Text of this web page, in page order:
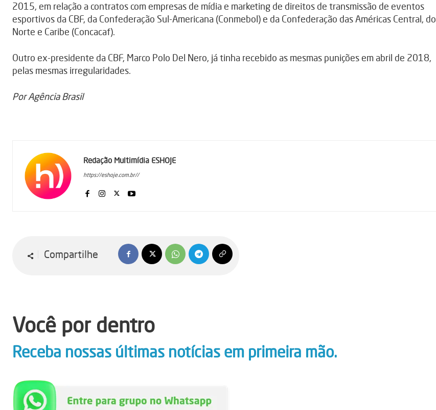
2015, em relação a contratos com empresas de mídia e marketing de direitos de transmissão de eventos
esportivos da CBF, da Confederação Sul-Americana (Conmebol) e da Confederação das Américas Central, do
Norte e Caribe (Concacaf).
Outro ex-presidente da CBF, Marco Polo Del Nero, já tinha recebido as mesmas punições em abril de 2018,
pelas mesmas irregularidades.
Por Agência Brasil
Redação Multimídia ESHOJE
https://eshoje.com.br//
Compartilhe
Você por dentro
Receba nossas últimas notícias em primeira mão.